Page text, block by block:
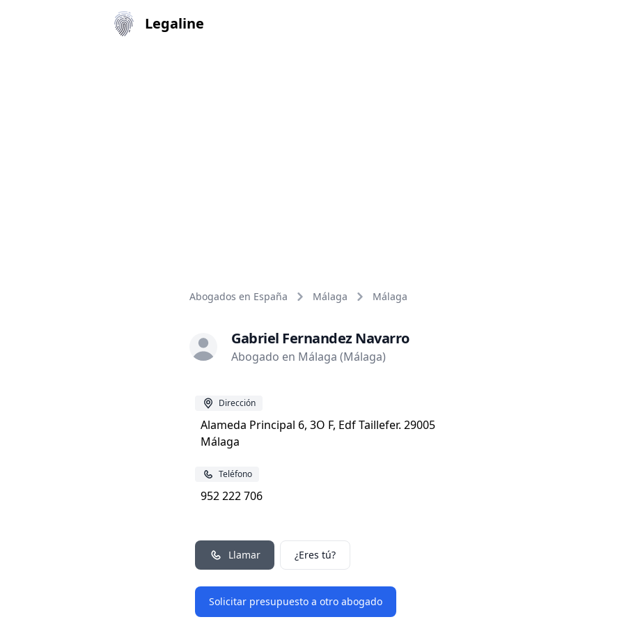
Legaline
Abogados en España Málaga Málaga
Gabriel Fernandez Navarro
Abogado en Málaga (Málaga)
Dirección
Alameda Principal 6, 3O F, Edf Taillefer. 29005
Málaga
Teléfono
952 222 706
Llamar ¿Eres tú?
Solicitar presupuesto a otro abogado